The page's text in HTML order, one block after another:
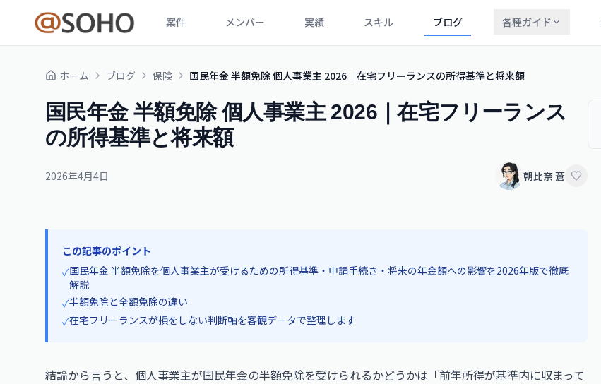
案件 メンバー 実績 スキル ブログ 各種ガイド
ホーム ブログ 保険 国民年金 半額免除 個人事業主 2026｜在宅フリーランスの所得基準と将来額
国民年金 半額免除 個人事業主 2026｜在宅フリーランス
の所得基準と将来額
2026年4月4日 朝比奈 蒼
この記事のポイント
✓国民年金 半額免除を個人事業主が受けるための所得基準・申請手続き・将来の年金額への影響を2026年版で徹底
解説
✓半額免除と全額免除の違い
✓在宅フリーランスが損をしない判断軸を客観データで整理します
結論から言うと、個人事業主が国民年金の半額免除を受けられるかどうかは「前年所得が基準内に収まって